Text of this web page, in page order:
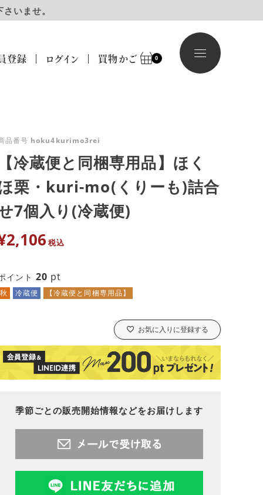
いませ。
登録 ログイン 買物かご 0
品番号 hoku4kurimo3rei
冷蔵便と同梱専用品】ほく
栗・kuri-mo(くりーも)詰合
7個入り(冷蔵便)
2,106 税込
イント 20 pt
秋 冷蔵便 【冷蔵便と同梱専用品】
お気に入りに登録する
季節ごとの販売開始情報などをお届けします